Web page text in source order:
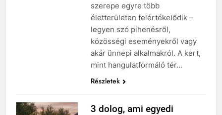
szerepe egyre több
életterületen felértékelődik –
legyen szó pihenésről,
közösségi eseményekről vagy
akár ünnepi alkalmakról. A kert,
mint hangulatformáló tér…
Részletek
3 dolog, ami egyedi